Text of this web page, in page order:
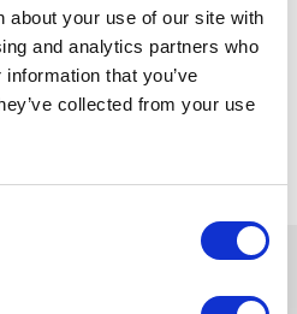
about your use of our site with
and analytics partners who
that you’ve
collected from your use
de l’anglais à l’oral et a l’écrit.